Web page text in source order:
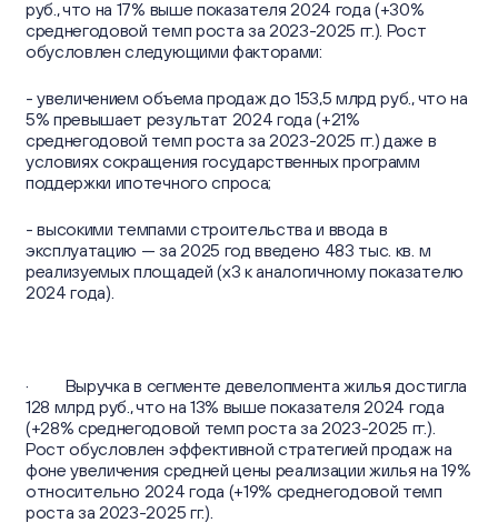
руб., что на 17% выше показателя 2024 года (+30%
среднегодовой темп роста за 2023-2025 гг.). Рост
обусловлен следующими факторами:
- увеличением объема продаж до 153,5 млрд руб., что на
5% превышает результат 2024 года (+21%
среднегодовой темп роста за 2023-2025 гг.) даже в
условиях сокращения государственных программ
поддержки ипотечного спроса;
- высокими темпами строительства и ввода в
эксплуатацию — за 2025 год введено 483 тыс. кв. м
реализуемых площадей (х3 к аналогичному показателю
2024 года).
· Выручка в сегменте девелопмента жилья достигла
128 млрд руб., что на 13% выше показателя 2024 года
(+28% среднегодовой темп роста за 2023-2025 гг.).
Рост обусловлен эффективной стратегией продаж на
фоне увеличения средней цены реализации жилья на 19%
относительно 2024 года (+19% среднегодовой темп
роста за 2023-2025 гг.).